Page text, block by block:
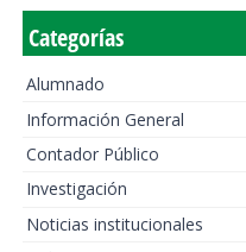
Categorías
Alumnado
Información General
Contador Público
Investigación
Noticias institucionales